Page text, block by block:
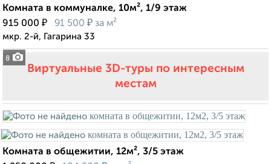
8
Комната в коммуналке, 10м², 1/9 этаж
915 000 ₽ 91 500 ₽ за м²
мкр. 2-й, Гагарина 33
Виртуальные 3D-туры по интересным
местам
Комната в общежитии, 12м², 3/5 этаж